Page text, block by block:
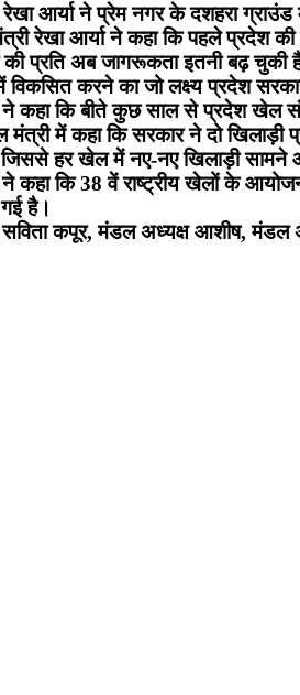
आर्या ने प्रेम नगर के दशहरा ग्राउंड
रेखा आर्या ने कहा कि पहले प्रदेश
प्रति अब जागरूकता इतनी बढ़ चुकी
करने का जो लक्ष्य प्रदेश
कहा कि बीते कुछ साल से प्रदेश खेल
में कहा कि सरकार ने दो खिलाड़ी
हर खेल में नए-नए खिलाड़ी सामने
कहा कि 38 वें राष्ट्रीय खेलों के
है।
सविता कपूर, मंडल अध्यक्ष आशीष, मंडल